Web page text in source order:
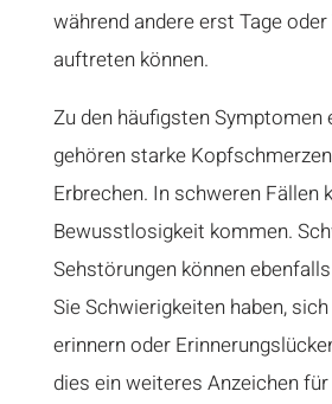
während andere erst Tage
auftreten können.
Zu den häufigsten Symptomen
gehören starke
Erbrechen. In schweren Fällen
Bewusstlosigkeit kommen.
Sehstörungen können
Sie Schwierigkeiten haben,
erinnern oder
dies ein weiteres Anzeichen